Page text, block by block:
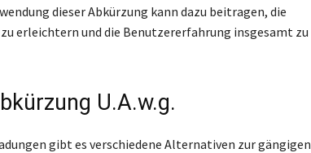
dieser Abkürzung kann dazu beitragen, die
erleichtern und die Benutzererfahrung insgesamt zu
U.A.w.g.
gibt es verschiedene Alternativen zur gängigen